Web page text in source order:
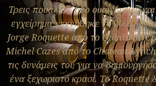
Τρεις ποικιλίες, δύο οικογένειες
εγχείρημα γεννήθηκε το 2002,
Jorge Roquette από το Quinta do
Michel Cazes από το Chateau
τις δυνάμεις του για να
ένα ξεχωριστό κρασί. Το Roquette